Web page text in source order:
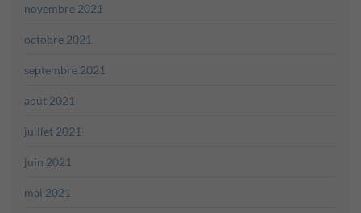
novembre 2021
octobre 2021
septembre 2021
août 2021
juillet 2021
juin 2021
mai 2021